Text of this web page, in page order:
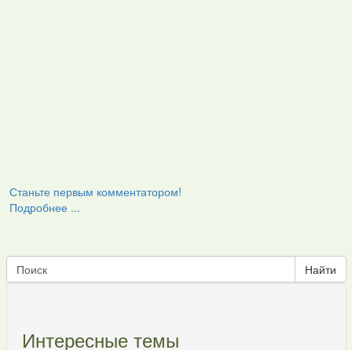
Станьте первым комментатором!
Подробнее ...
Интересные темы